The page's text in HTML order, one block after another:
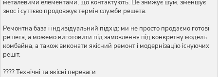
металевими елементами, що контактують. Це знижує шум, зменшує
знос і суттєво продовжує термін служби решета.
Ремонтна база і індивідуальний підхід: ми не просто продаємо готові
решета, а можемо виготовити під замовлення під конкретну модель
комбайна, а також виконати якісний ремонт і модернізацію існуючих
решіт.
???? Технічні та якісні переваги